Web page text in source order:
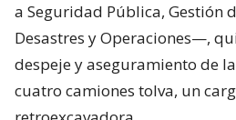
a Seguridad Pública, Gestión
Desastres y Operaciones—,
despeje y aseguramiento de
cuatro camiones tolva, un